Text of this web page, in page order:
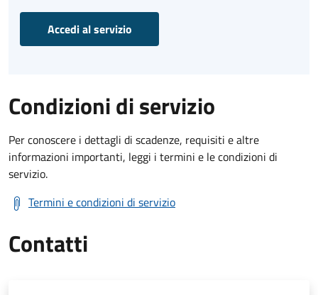
Accedi al servizio
Condizioni di servizio
Per conoscere i dettagli di scadenze, requisiti e altre
informazioni importanti, leggi i termini e le condizioni di
servizio.
Termini e condizioni di servizio
Contatti